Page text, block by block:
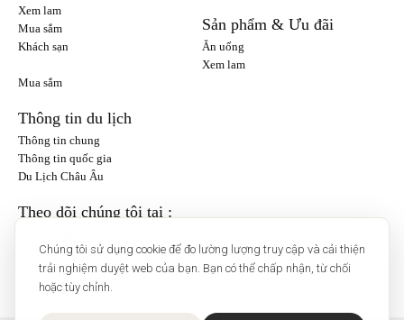
Chúng tôi sử dụng cookie để đo lường lượng truy cập và cải thiện
trải nghiệm duyệt web của bạn. Bạn có thể chấp nhận, từ chối
hoặc tùy chỉnh.
Xem lam
Mua sắm
Khách sạn
Sản phẩm & Ưu đãi
Ăn uống
Xem lam
Mua sắm
Thông tin du lịch
Thông tin chung
Thông tin quốc gia
Du Lịch Châu Âu
Theo dõi chúng tôi tại :